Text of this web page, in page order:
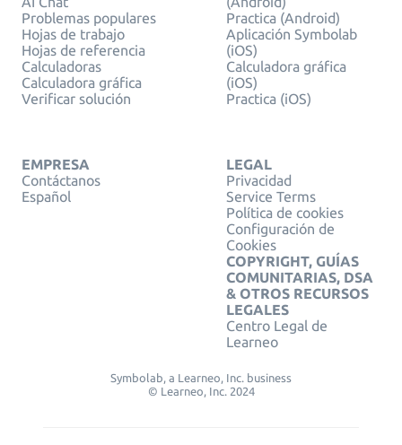
Problemas populares
Hojas de trabajo
Hojas de referencia
Calculadoras
Calculadora gráfica
Verificar solución
Practica (Android)
Aplicación Symbolab
(iOS)
Calculadora gráfica
(iOS)
Practica (iOS)
EMPRESA
Contáctanos
Español
LEGAL
Privacidad
Service Terms
Política de cookies
Configuración de
Cookies
COPYRIGHT, GUÍAS
COMUNITARIAS, DSA
& OTROS RECURSOS
LEGALES
Centro Legal de
Learneo
Symbolab, a Learneo, Inc. business
© Learneo, Inc. 2024